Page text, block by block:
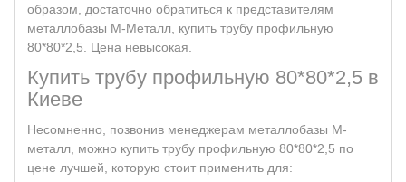
образом, достаточно обратиться к представителям
металлобазы М-Металл, купить трубу профильную
80*80*2,5. Цена невысокая.
Купить трубу профильную 80*80*2,5 в
Киеве
Несомненно, позвонив менеджерам металлобазы М-
металл, можно купить трубу профильную 80*80*2,5 по
цене лучшей, которую стоит применить для: